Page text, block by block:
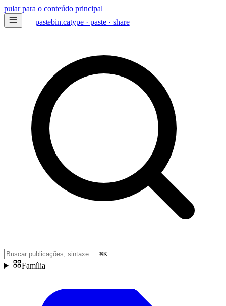
pular para o conteúdo principal
pastebin.catype · paste · share
⌘K
Família